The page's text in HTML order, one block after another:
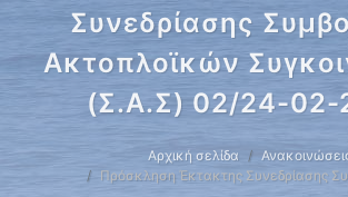
Συνεδρίασης
Ακτοπλοϊκών
(Σ.Α.Σ) 02/24-02-
Αρχική σελίδα
Πρόσκληση Έκτακτης Συνεδρίασης